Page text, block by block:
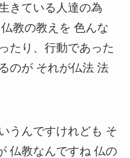
きている人達の為
教の教えを 色んな
たり、行動であった
のが それが仏法 法
うんですけれども そ
仏教なんですね 仏の